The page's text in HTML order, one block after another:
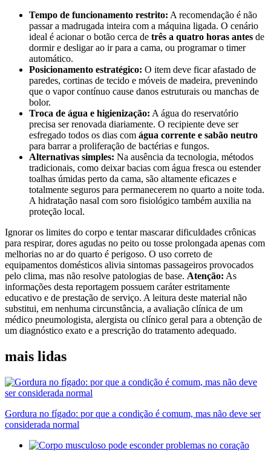
Tempo de funcionamento restrito: A recomendação é não
passar a madrugada inteira com a máquina ligada. O cenário
ideal é acionar o botão cerca de três a quatro horas antes de
dormir e desligar ao ir para a cama, ou programar o timer
automático.
Posicionamento estratégico: O item deve ficar afastado de
paredes, cortinas de tecido e móveis de madeira, prevenindo
que o vapor contínuo cause danos estruturais ou manchas de
bolor.
Troca de água e higienização: A água do reservatório
precisa ser renovada diariamente. O recipiente deve ser
esfregado todos os dias com água corrente e sabão neutro
para barrar a proliferação de bactérias e fungos.
Alternativas simples: Na ausência da tecnologia, métodos
tradicionais, como deixar bacias com água fresca ou estender
toalhas úmidas perto da cama, são altamente eficazes e
totalmente seguros para permanecerem no quarto a noite toda.
A hidratação nasal com soro fisiológico também auxilia na
proteção local.
Ignorar os limites do corpo e tentar mascarar dificuldades crônicas
para respirar, dores agudas no peito ou tosse prolongada apenas com
melhorias no ar do quarto é perigoso. O uso correto de
equipamentos domésticos alivia sintomas passageiros provocados
pelo clima, mas não resolve patologias de base. Atenção: As
informações desta reportagem possuem caráter estritamente
educativo e de prestação de serviço. A leitura deste material não
substitui, em nenhuma circunstância, a avaliação clínica de um
médico pneumologista, alergista ou clínico geral para a obtenção de
um diagnóstico exato e a prescrição do tratamento adequado.
mais lidas
Gordura no fígado: por que a condição é comum, mas não deve ser
considerada normal